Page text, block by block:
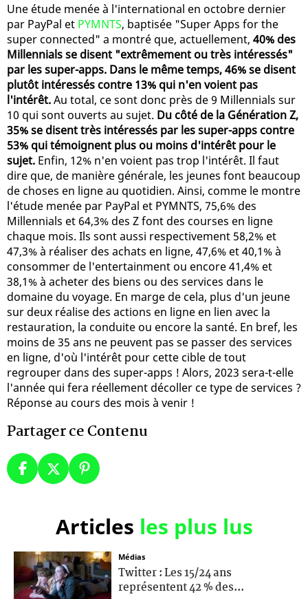
Une étude menée à l'international en octobre dernier
par PayPal et PYMNTS, baptisée "Super Apps for the
super connected" a montré que, actuellement, 40% des
Millennials se disent "extrêmement ou très intéressés"
par les super-apps. Dans le même temps, 46% se disent
plutôt intéressés contre 13% qui n'en voient pas
l'intérêt.Au total, ce sont donc près de 9 Millennials sur
10 qui sont ouverts au sujet. Du côté de la Génération Z,
35% se disent très intéressés par les super-apps contre
53% qui témoignent plus ou moins d'intérêt pour le
sujet. Enfin, 12% n'en voient pas trop l'intérêt. Il faut
dire que, de manière générale, les jeunes font beaucoup
de choses en ligne au quotidien. Ainsi, comme le montre
l'étude menée par PayPal et PYMNTS, 75,6% des
Millennials et 64,3% des Z font des courses en ligne
chaque mois. Ils sont aussi respectivement 58,2% et
47,3% à réaliser des achats en ligne, 47,6% et 40,1% à
consommer de l'entertainment ou encore 41,4% et
38,1% à acheter des biens ou des services dans le
domaine du voyage. En marge de cela, plus d'un jeune
sur deux réalise des actions en ligne en lien avec la
restauration, la conduite ou encore la santé. En bref, les
moins de 35 ans ne peuvent pas se passer des services
en ligne, d'où l'intérêt pour cette cible de tout
regrouper dans des super-apps ! Alors, 2023 sera-t-elle
l'année qui fera réellement décoller ce type de services ?
Réponse au cours des mois à venir !
Partager ce Contenu
Articles les plus lus
Médias
Twitter : Les 15/24 ans
représentent 42 % des...